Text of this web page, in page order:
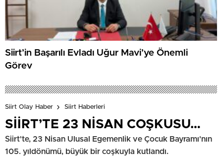
Siirt’in Başarılı Evladı Uğur Mavi’ye Önemli
Görev
Siirt Olay Haber Siirt Haberleri
SİİRT’TE 23 NİSAN COŞKUSU…
Siirt'te, 23 Nisan Ulusal Egemenlik ve Çocuk Bayramı'nın
105. yıldönümü, büyük bir coşkuyla kutlandı.